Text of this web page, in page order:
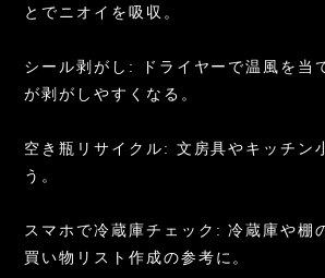
とでニオイを吸収。
シール剥がし: ドライヤーで温風を当
が剥がしやすくなる。
空き瓶リサイクル: 文房具やキッチン
う。
スマホで冷蔵庫チェック: 冷蔵庫や棚
買い物リスト作成の参考に。